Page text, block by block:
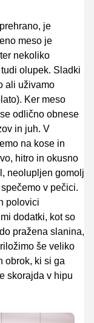
je
meso je
nekoliko
olupek. Sladki
ali uživamo
Ker meso
odlično obnese
in juh. V
na kose in
hitro in okusno
neolupljen gomolj
v pečici.
polovici
dodatki, kot so
pražena slanina,
še veliko
obrok, ki si ga
skorajda v hipu